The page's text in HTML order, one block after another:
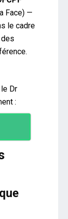
Face) —
le cadre
Dr
: